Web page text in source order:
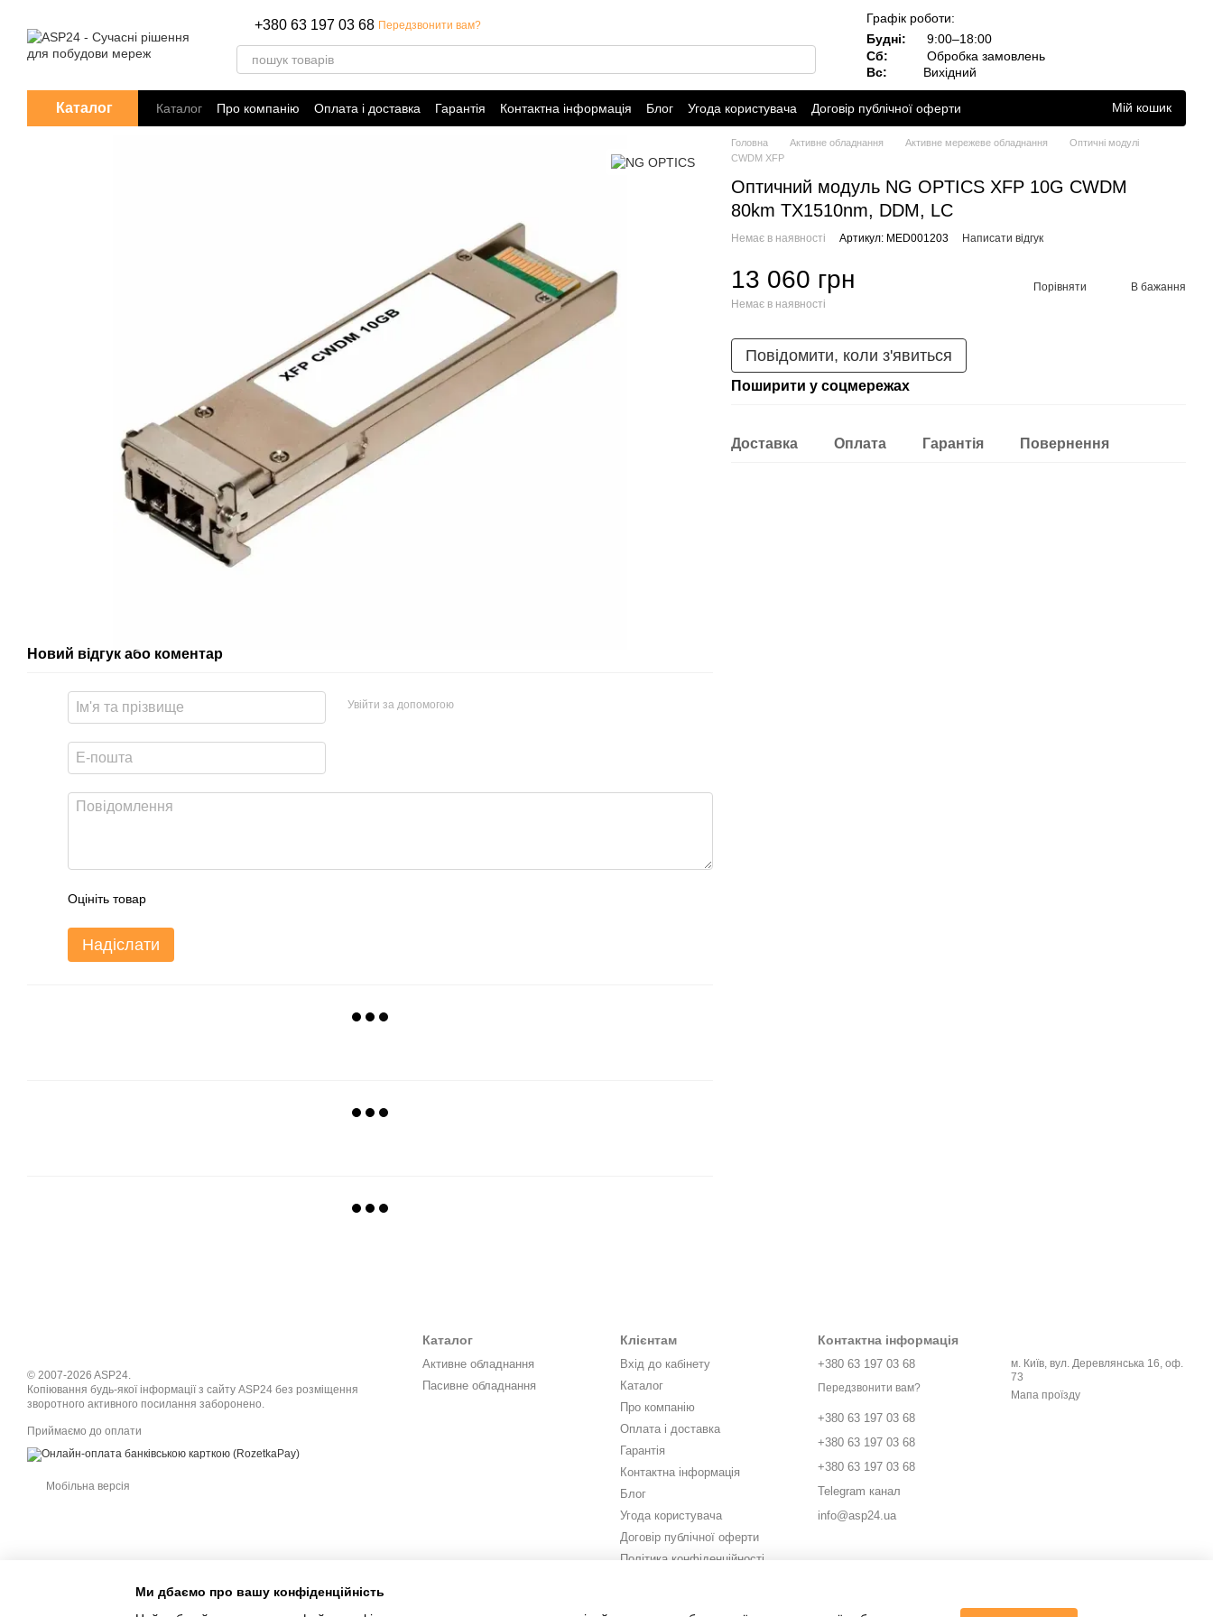
+380 63 197 03 68 Передзвонити вам?
Графік роботи:
Будні:
9:00–18:00
Сб:
Обробка замовлень
Вс:
Вихідний
Каталог Каталог Про компанію Оплата і доставка Гарантія Контактна інформація Блог Угода користувача
Договір публічної оферти
Політика конфіденційності
Мій кошик
Новий відгук або коментар
Увійти за допомогою
Оцініть товар
Надіслати
Головна Активне обладнання Активне мережеве обладнання
Оптичні модулі
CWDM XFP
Оптичний модуль NG OPTICS XFP 10G СWDM
80km TX1510nm, DDM, LC
Немає в наявності Артикул: MED001203 Написати відгук
13 060 грн
Немає в наявності
Порівняти В бажання
Повідомити, коли з'явиться
Поширити у соцмережах
Доставка Оплата Гарантія Повернення
© 2007-2026 ASP24.
Копіювання будь-якої інформації з сайту ASP24 без розміщення
зворотного активного посилання заборонено.
Приймаємо до оплати
Мобільна версія
Каталог
Активне обладнання
Пасивне обладнання
Клієнтам
Вхід до кабінету
Каталог
Про компанію
Оплата і доставка
Гарантія
Контактна інформація
Блог
Угода користувача
Договір публічної оферти
Політика конфіденційності
Контактна інформація
+380 63 197 03 68
Передзвонити вам?
+380 63 197 03 68
+380 63 197 03 68
+380 63 197 03 68
Telegram канал
info@asp24.ua
м. Київ, вул. Деревлянська 16, оф.
73
Мапа проїзду
Ми дбаємо про вашу конфіденційність